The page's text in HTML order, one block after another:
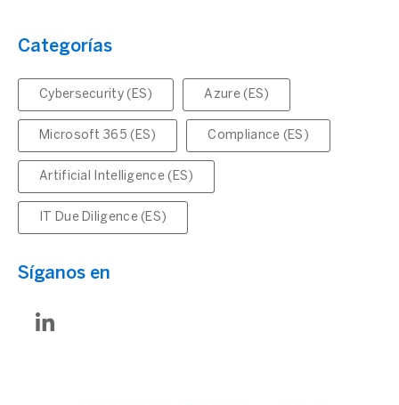
Categorías
Cybersecurity (ES) Azure (ES)
Microsoft 365 (ES) Compliance (ES)
Artificial Intelligence (ES)
IT Due Diligence (ES)
Síganos en